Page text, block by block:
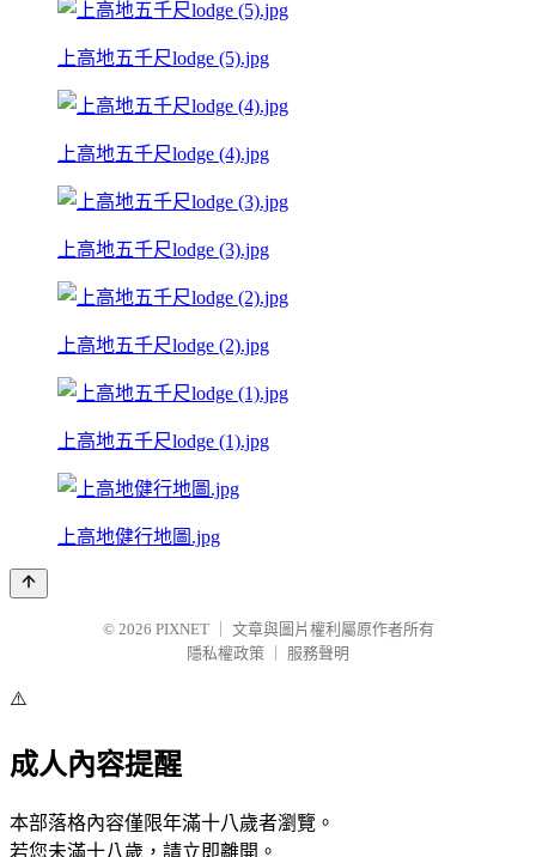
上高地五千尺lodge (5).jpg
上高地五千尺lodge (4).jpg
上高地五千尺lodge (3).jpg
上高地五千尺lodge (2).jpg
上高地五千尺lodge (1).jpg
上高地健行地圖.jpg
© 2026 PIXNET
文章與圖片權利屬原作者所有
隱私權政策
服務聲明
⚠️
成人內容提醒
本部落格內容僅限年滿十八歲者瀏覽。
若您未滿十八歲，請立即離開。